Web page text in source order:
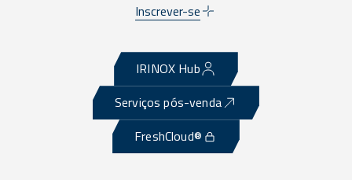
Inscrever-se
IRINOX Hub
Serviços pós-venda
FreshCloud®